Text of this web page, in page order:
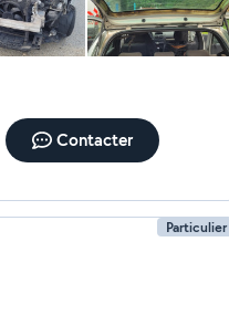
Contacter
Particulier